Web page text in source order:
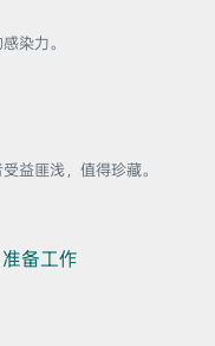
染力。
益匪浅，值得珍藏。
备工作